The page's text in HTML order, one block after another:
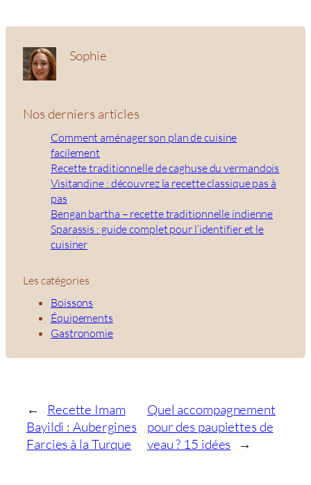
Sophie
Nos derniers articles
Comment aménager son plan de cuisine
facilement
Recette traditionnelle de caghuse du vermandois
Visitandine : découvrez la recette classique pas à
pas
Bengan bartha – recette traditionnelle indienne
Sparassis : guide complet pour l’identifier et le
cuisiner
Les catégories
Boissons
Équipements
Gastronomie
←
Recette Imam
Bayildi : Aubergines
Farcies à la Turque
Quel accompagnement
pour des paupiettes de
veau ? 15 idées
→